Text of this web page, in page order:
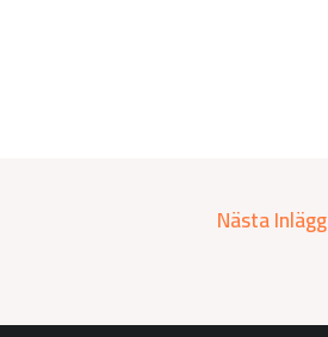
Nästa Inlägg